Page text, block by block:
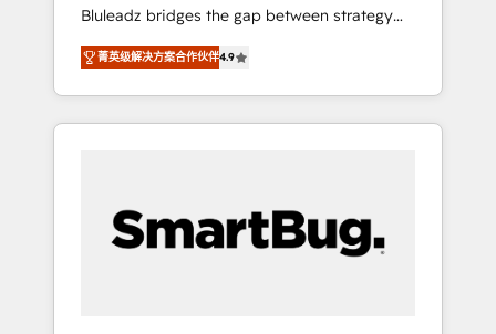
operations to accelerate decisions,
streamline processes, and unlock efficiency
at scale. From predictive intelligence to
conversational AI, we turn data into action
and automation into competitive advantage.
Bluleadz bridges the gap between strategy
and execution. We don't just "set up tools" —
we install the GTM Operating System (GTM
OS) to align your leadership and engineer a
portal that drives predictable revenue
and Story to stop "accelerating a mess." ⚙️
Elite Engineering & AI Scalable Architecture:
菁英级解决方案合作伙伴4.9